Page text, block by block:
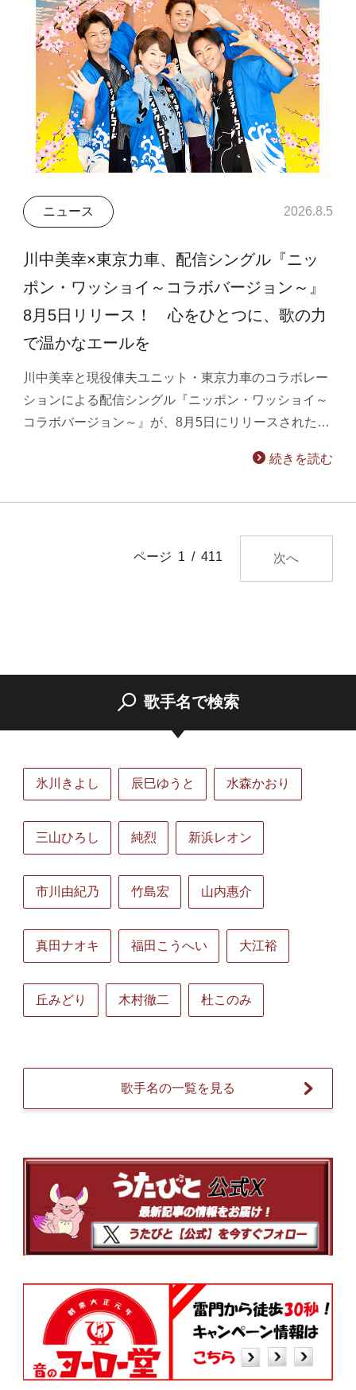
ニュース 2026.8.5
川中美幸×東京力車、配信シングル『ニッ
ポン・ワッショイ～コラボバージョン～』
8月5日リリース！ 心をひとつに、歌の力
で温かなエールを
川中美幸と現役俥夫ユニット・東京力車のコラボレー
ションによる配信シングル『ニッポン・ワッショイ～
コラボバージョン～』が、8月5日にリリースされた…
続きを読む
ページ 1 / 411 次へ
歌手名で検索
氷川きよし 辰巳ゆうと 水森かおり
三山ひろし 純烈 新浜レオン
市川由紀乃 竹島宏 山内惠介
真田ナオキ 福田こうへい 大江裕
丘みどり 木村徹二 杜このみ
歌手名の一覧を見る